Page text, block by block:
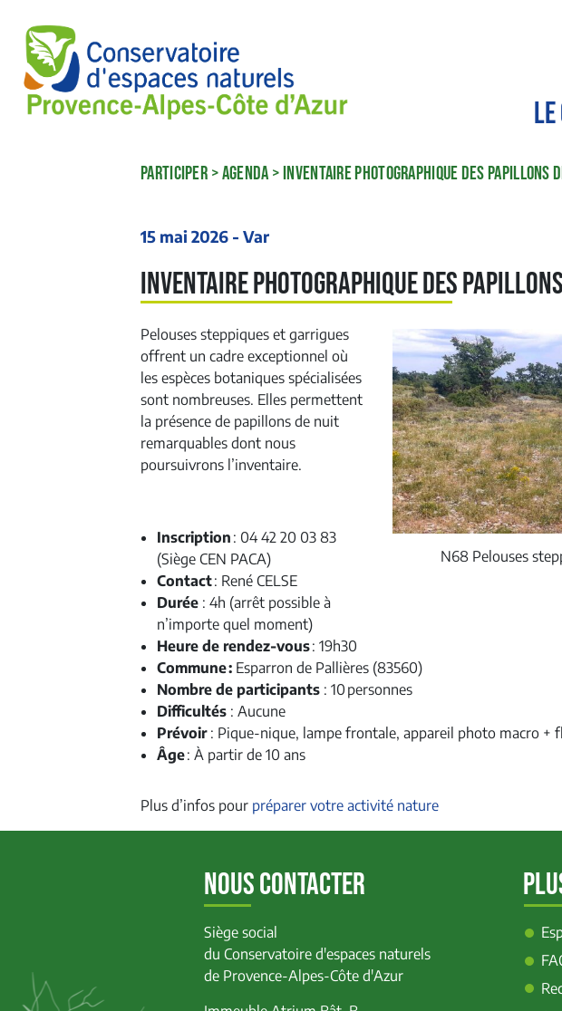
PARTICIPER >AGENDA >INVENTAIRE PHOTOGRAPHIQUE DES PAPILLONS
15 mai 2026 - Var
Inventaire photographique des
N68 Pelouses
Pelouses steppiques et garrigues
offrent un cadre exceptionnel où
les espèces botaniques spécialisées
sont nombreuses. Elles permettent
la présence de papillons de nuit
remarquables dont nous
poursuivrons l’inventaire.
Inscription : 0442 20 03 83
(Siège CEN PACA)
Contact: René CELSE
Durée : 4h (arrêt possible à
n’importe quel moment)
Heure de rendez-vous: 19h30
Commune : Esparron de Pallières (83560)
Nombre de participants : 10 personnes
Difficultés : Aucune
Prévoir : Pique-nique, lampe frontale, appareil photo macro +
Âge: À partir de 10 ans
Plus d’infos pour préparer votre activité nature
NOUS CONTACTER
Siège social
du Conservatoire d'espaces naturels
de Provence-Alpes-Côte d'Azur